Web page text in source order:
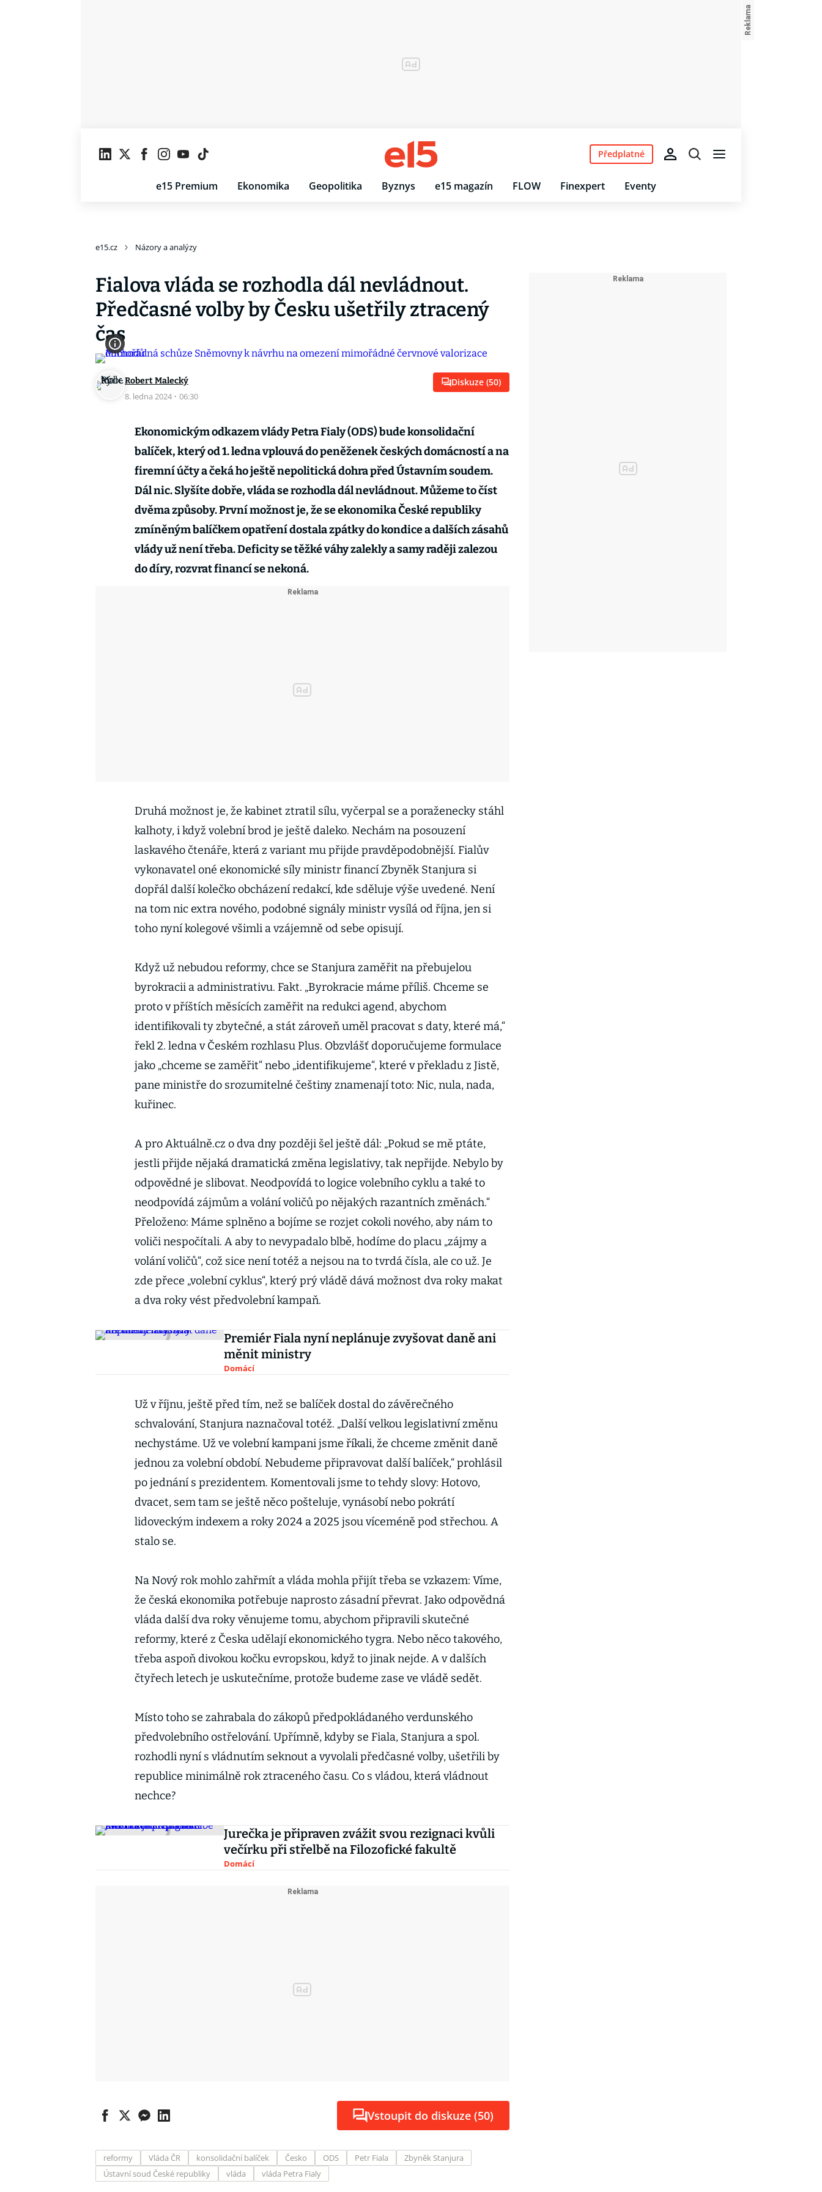
e15 Premium Ekonomika Geopolitika Byznys e15 magazín FLOW Finexpert Eventy
Předplatné
e15.cz Názory a analýzy
Fialova vláda se rozhodla dál nevládnout.
Předčasné volby by Česku ušetřily ztracený
čas
Robert Malecký
8. ledna 2024 · 06:30
Diskuze (50)
Ekonomickým odkazem vlády Petra Fialy (ODS) bude konsolidační
balíček, který od 1. ledna vplouvá do peněženek českých domácností a na
firemní účty a čeká ho ještě nepolitická dohra před Ústavním soudem.
Dál nic. Slyšíte dobře, vláda se rozhodla dál nevládnout. Můžeme to číst
dvěma způsoby. První možnost je, že se ekonomika České republiky
zmíněným balíčkem opatření dostala zpátky do kondice a dalších zásahů
vlády už není třeba. Deficity se těžké váhy zalekly a samy raději zalezou
do díry, rozvrat financí se nekoná.
Druhá možnost je, že kabinet ztratil sílu, vyčerpal se a poraženecky stáhl
kalhoty, i když volební brod je ještě daleko. Nechám na posouzení
laskavého čtenáře, která z variant mu přijde pravděpodobnější. Fialův
vykonavatel oné ekonomické síly ministr financí Zbyněk Stanjura si
dopřál další kolečko obcházení redakcí, kde sděluje výše uvedené. Není
na tom nic extra nového, podobné signály ministr vysílá od října, jen si
toho nyní kolegové všimli a vzájemně od sebe opisují.
Když už nebudou reformy, chce se Stanjura zaměřit na přebujelou
byrokracii a administrativu. Fakt. „Byrokracie máme příliš. Chceme se
proto v příštích měsících zaměřit na redukci agend, abychom
identifikovali ty zbytečné, a stát zároveň uměl pracovat s daty, které má,“
řekl 2. ledna v Českém rozhlasu Plus. Obzvlášť doporučujeme formulace
jako „chceme se zaměřit“ nebo „identifikujeme“, které v překladu z Jistě,
pane ministře do srozumitelné češtiny znamenají toto: Nic, nula, nada,
kuřinec.
A pro Aktuálně.cz o dva dny později šel ještě dál: „Pokud se mě ptáte,
jestli přijde nějaká dramatická změna legislativy, tak nepřijde. Nebylo by
odpovědné je slibovat. Neodpovídá to logice volebního cyklu a také to
neodpovídá zájmům a volání voličů po nějakých razantních změnách.“
Přeloženo: Máme splněno a bojíme se rozjet cokoli nového, aby nám to
voliči nespočítali. A aby to nevypadalo blbě, hodíme do placu „zájmy a
volání voličů“, což sice není totéž a nejsou na to tvrdá čísla, ale co už. Je
zde přece „volební cyklus“, který prý vládě dává možnost dva roky makat
a dva roky vést předvolební kampaň.
Premiér Fiala nyní neplánuje zvyšovat daně ani
měnit ministry
Domácí
Už v říjnu, ještě před tím, než se balíček dostal do závěrečného
schvalování, Stanjura naznačoval totéž. „Další velkou legislativní změnu
nechystáme. Už ve volební kampani jsme říkali, že chceme změnit daně
jednou za volební období. Nebudeme připravovat další balíček,“ prohlásil
po jednání s prezidentem. Komentovali jsme to tehdy slovy: Hotovo,
dvacet, sem tam se ještě něco pošteluje, vynásobí nebo pokrátí
lidoveckým indexem a roky 2024 a 2025 jsou víceméně pod střechou. A
stalo se.
Na Nový rok mohlo zahřmít a vláda mohla přijít třeba se vzkazem: Víme,
že česká ekonomika potřebuje naprosto zásadní převrat. Jako odpovědná
vláda další dva roky věnujeme tomu, abychom připravili skutečné
reformy, které z Česka udělají ekonomického tygra. Nebo něco takového,
třeba aspoň divokou kočku evropskou, když to jinak nejde. A v dalších
čtyřech letech je uskutečníme, protože budeme zase ve vládě sedět.
Místo toho se zahrabala do zákopů předpokládaného verdunského
předvolebního ostřelování. Upřímně, kdyby se Fiala, Stanjura a spol.
rozhodli nyní s vládnutím seknout a vyvolali předčasné volby, ušetřili by
republice minimálně rok ztraceného času. Co s vládou, která vládnout
nechce?
Jurečka je připraven zvážit svou rezignaci kvůli
večírku při střelbě na Filozofické fakultě
Domácí
Vstoupit do diskuze (50)
reformy Vláda ČR konsolidační balíček Česko ODS Petr Fiala
Zbyněk Stanjura
Ústavní soud České republiky
vláda vláda Petra Fialy